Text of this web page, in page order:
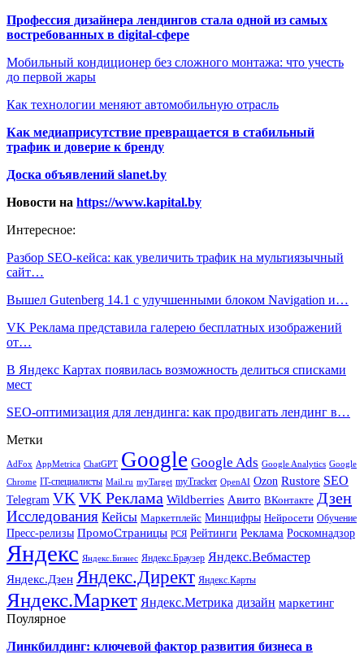
Профессия дизайнера лендингов стала одной из самых
востребованных в digital-сфере
Мобильный кондиционер без сложного монтажа: что учесть
до первой жары
Как технологии меняют автомобильную отрасль
Как медиаприсутствие превращается в стабильный
трафик и доверие к бренду
Доска объявлений slanet.by
Новости на https://www.kapital.by
Интересное:
Разбор SEO-кейса: как увеличить трафик на мультиязычный
сайт…
Вышел Gutenberg 14.1 с улучшенными блоком Navigation и…
VK Реклама представила галерею бесплатных изображений
от…
В Яндекс Картах появилась возможность делиться списками
мест
SEO-оптимизация для лендинга: как продвигать лендинг в…
Метки
AdFox AppMetrica ChatGPT Google Google Ads Google Analytics Google
Chrome IT-специалисты Mail.ru myTarget myTracker OpenAI Ozon Rustore SEO
Telegram VK VK Реклама Wildberries Авито ВКонтакте Дзен
Исследования Кейсы Маркетплейс Минцифры Нейросети Обучение
Пресс-релизы ПромоСтраницы РСЯ Рейтинги Реклама Роскомнадзор
Яндекс Яндекс.Бизнес Яндекс.Браузер Яндекс.Вебмастер
Яндекс.Дзен Яндекс.Директ Яндекс.Карты
Яндекс.Маркет Яндекс.Метрика дизайн маркетинг
Поулярное
Линкбилдинг: ключевой фактор развития бизнеса в